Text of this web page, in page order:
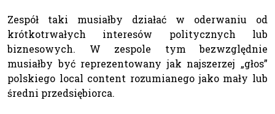
Zespół taki musiałby działać w oderwaniu od
krótkotrwałych interesów politycznych lub
biznesowych. W zespole tym bezwzględnie
musiałby być reprezentowany jak najszerzej „głos”
polskiego local content rozumianego jako mały lub
średni przedsiębiorca.